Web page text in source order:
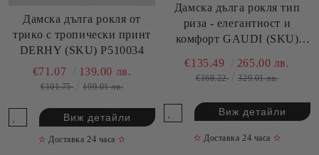
Дамска дълга рокля от
трико с тропически принт
DERHY (SKU) P510034
€71.07 139.00 лв.
€101.75 199.01 лв.
Виж детайли
✫ Доставка 24 часа ✫
Дамска дълга рокля тип
риза - елегантност и
комфорт GAUDI (SKU)
€135.49 265.00 лв.
€168.22 329.01 лв.
Виж детайли
✫ Доставка 24 часа ✫